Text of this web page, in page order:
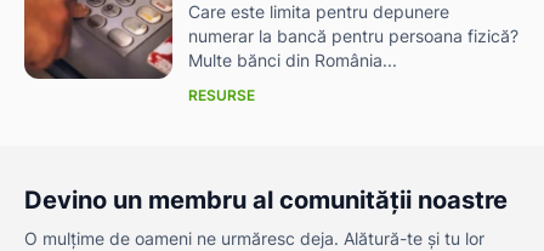
Care este limita pentru depunere
numerar la bancă pentru persoana fizică?
Multe bănci din România...
RESURSE
Devino un membru al comunității noastre
O mulțime de oameni ne urmăresc deja. Alătură-te și tu lor